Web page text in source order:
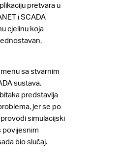
pretvara u
i SCADA
cjelinu koja
sa stvarnim
sustava.
predstavlja
jer se po
simulacijski
povijesnim
bio slučaj.